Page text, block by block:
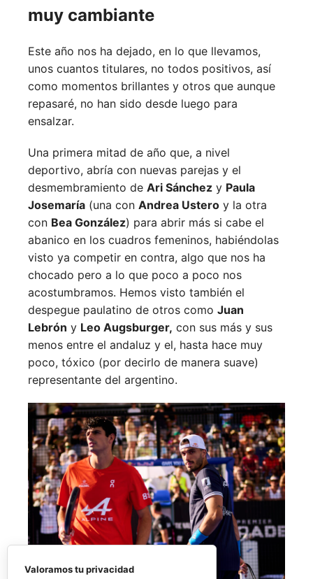
muy cambiante
Este año nos ha dejado, en lo que llevamos,
unos cuantos titulares, no todos positivos, así
como momentos brillantes y otros que aunque
repasaré, no han sido desde luego para
ensalzar.
Una primera mitad de año que, a nivel
deportivo, abría con nuevas parejas y el
desmembramiento de Ari Sánchez y Paula
Josemaría (una con Andrea Ustero y la otra
con Bea González) para abrir más si cabe el
abanico en los cuadros femeninos, habiéndolas
visto ya competir en contra, algo que nos ha
chocado pero a lo que poco a poco nos
acostumbramos. Hemos visto también el
despegue paulatino de otros como Juan
Lebrón y Leo Augsburger, con sus más y sus
menos entre el andaluz y el, hasta hace muy
poco, tóxico (por decirlo de manera suave)
representante del argentino.
Valoramos tu privacidad